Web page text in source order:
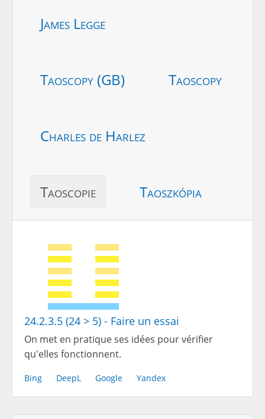
James Legge
Taoscopy (GB) Taoscopy
Charles de Harlez
Taoscopie Taoszkópia
24.2.3.5 (24 > 5) - Faire un essai
On met en pratique ses idées pour vérifier
qu'elles fonctionnent.
Bing DeepL Google Yandex